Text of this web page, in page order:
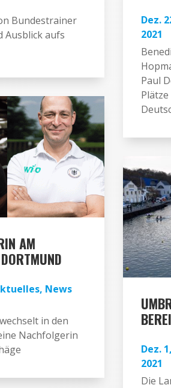
Bundestrainer
Ausblick aufs
AM
, News
in den
Nachfolgerin
Dez.
2021
Paul
Dez.
2021
Die